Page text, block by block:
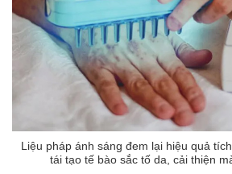
Liệu pháp ánh sáng đem lại hiệu quả
tái tạo tế bào sắc tố da, cải thiện